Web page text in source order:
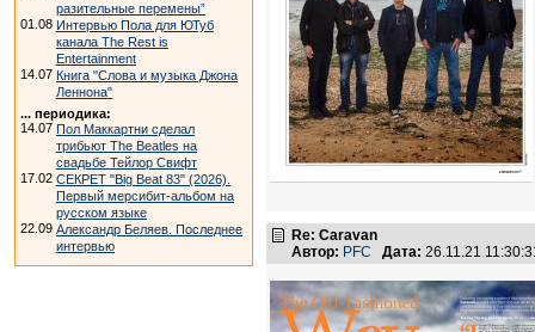
разительные перемены”
01.08 Интервью Пола для ЮТуб
канала The Rest is
Entertainment
14.07 Книга "Слова и музыка Джона
Леннона"
... периодика:
14.07 Пол Маккартни сделал
трибьют The Beatles на
свадьбе Тейлор Свифт
17.02 СЕКРЕТ "Big Beat 83" (2026).
Первый мерсибит-альбом на
русском языке
22.09 Александр Беляев. Последнее
интервью
Re: Caravan
Автор: PFC Дата: 26.11.21